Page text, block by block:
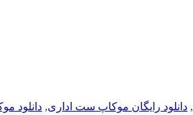
, دانلود رایگان موکاپ ست اداری, دانلود